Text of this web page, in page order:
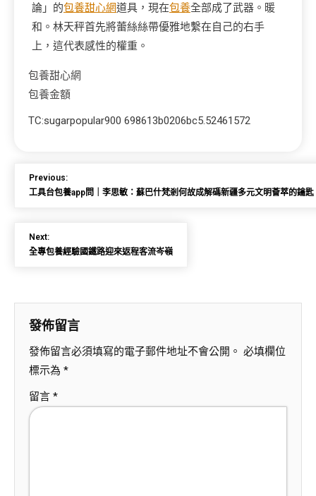
論」的包養甜心網道具，現在包養全部成了武器。暖
和。林天秤首先將蕾絲絲帶優雅地繫在自己的右手
上，這代表感性的權重。
包養甜心網
包養金額
TC:sugarpopular900 698613b0206bc5.52461572
Previous:
工具台包養app問｜李思敏：蘇巴什梵剎何故成解碼新疆多元文明薈萃的鑰匙
Next:
全專包養經驗國鐵路迎來返程客流岑嶺
發佈留言
發佈留言必須填寫的電子郵件地址不會公開。 必填欄位
標示為 *
留言 *